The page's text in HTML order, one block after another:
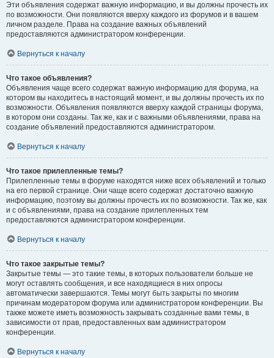
Эти объявления содержат важную информацию, и вы должны прочесть их
по возможности. Они появляются вверху каждого из форумов и в вашем
личном разделе. Права на создание важных объявлений
предоставляются администратором конференции.
Вернуться к началу
Что такое объявления?
Объявления чаще всего содержат важную информацию для форума, на
котором вы находитесь в настоящий момент, и вы должны прочесть их по
возможности. Объявления появляются вверху каждой страницы форума,
в котором они созданы. Так же, как и с важными объявлениями, права на
создание объявлений предоставляются администратором.
Вернуться к началу
Что такое прилепленные темы?
Прилепленные темы в форуме находятся ниже всех объявлений и только
на его первой странице. Они чаще всего содержат достаточно важную
информацию, поэтому вы должны прочесть их по возможности. Так же, как
и с объявлениями, права на создание прилепленных тем
предоставляются администратором конференции.
Вернуться к началу
Что такое закрытые темы?
Закрытые темы — это такие темы, в которых пользователи больше не
могут оставлять сообщения, и все находящиеся в них опросы
автоматически завершаются. Темы могут быть закрыты по многим
причинам модератором форума или администратором конференции. Вы
также можете иметь возможность закрывать созданные вами темы, в
зависимости от прав, предоставленных вам администратором
конференции.
Вернуться к началу